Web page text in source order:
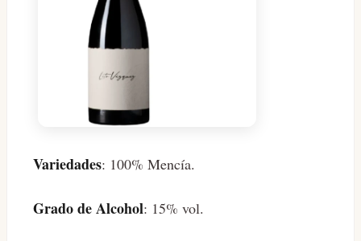
Variedades: 100% Mencía.
Grado de Alcohol: 15% vol.